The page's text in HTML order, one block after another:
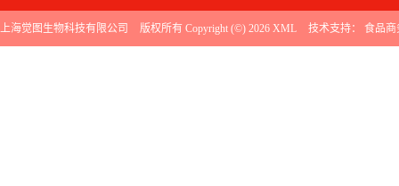
上海觉图生物科技有限公司 版权所有 Copyright (©) 2026 XML 技术支持： 食品商